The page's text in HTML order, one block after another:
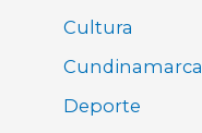
Cultura
Cundinamarca
Deporte